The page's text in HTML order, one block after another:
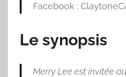
Facebook :
Le synopsis
Merry Lee est invitée